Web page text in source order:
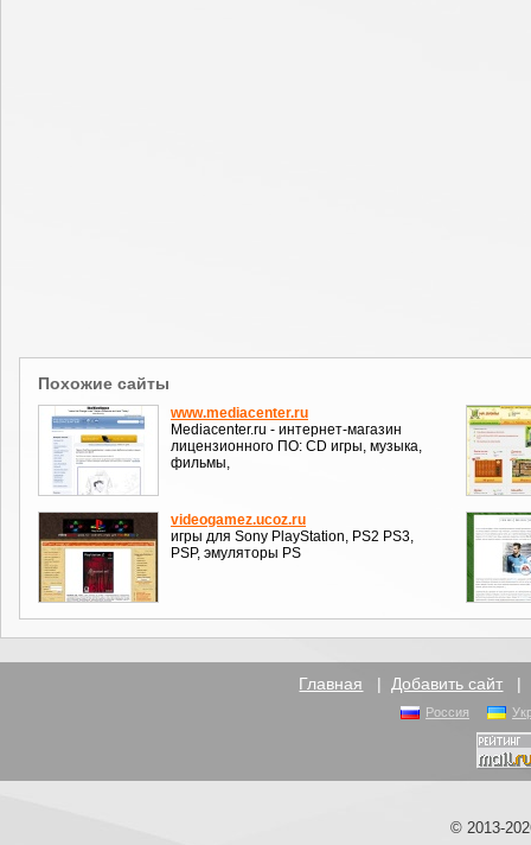
Похожие сайты
www.mediacenter.ru
Mediacenter.ru - интернет-магазин
лицензионного ПО: CD игры, музыка,
фильмы,
videogamez.ucoz.ru
игры для Sony PlayStation, PS2 PS3,
PSP, эмуляторы PS
Главная | Добавить сайт |
Россия
© 2013-